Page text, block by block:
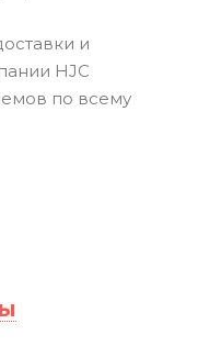
и
HJC
по всему